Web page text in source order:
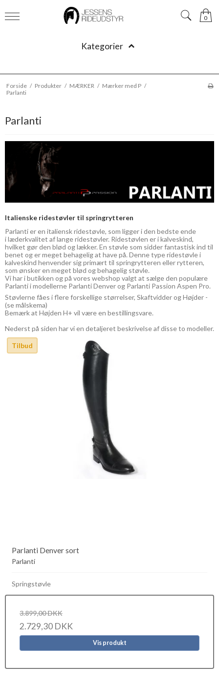
0
Kategorier
Forside / Produkter / MÆRKER / Mærker med P /
Parlanti
Parlanti
Italienske ridestøvler til springrytteren
Parlanti er en italiensk ridestøvle, som ligger i den bedste ende
i læderkvalitet af lange ridestøvler. Ridestøvlen er i kalveskind,
hvilket gør den blød og lækker. En støvle som sidder fantastisk ind til
benet og er meget behagelig at have på. Denne type ridestøvle i
kalveskind henvender sig primært til springrytteren eller rytteren,
som ønsker en meget blød og behagelig støvle.
Vi har i butikken og på vores webshop valgt at sælge den populære
Parlanti i modellerne Parlanti Denver og Parlanti Passion Aspen Pro.
Støvlerne fåes i flere forskellige størrelser, Skaftvidder og Højder -
(se målskema)
Bemærk at Højden H+ vil være en bestillingsvare.
Nederst på siden har vi en detaljeret beskrivelse af disse to modeller.
Tilbud
Parlanti Denver sort
Parlanti
Springstøvle
3.899,00 DKK
2.729,30 DKK
Vis produkt